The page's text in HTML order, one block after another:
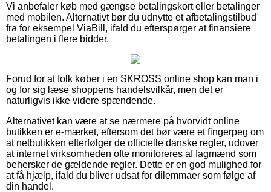
Vi anbefaler køb med gængse betalingskort eller betalinger
med mobilen. Alternativt bør du udnytte et afbetalingstilbud
fra for eksempel ViaBill, ifald du efterspørger at finansiere
betalingen i flere bidder.
Forud for at folk køber i en SKROSS online shop kan man i
og for sig læse shoppens handelsvilkår, men det er
naturligvis ikke videre spændende.
Alternativet kan være at se nærmere på hvorvidt online
butikken er e-mærket, eftersom det bør være et fingerpeg om
at netbutikken efterfølger de officielle danske regler, udover
at internet virksomheden ofte monitoreres af fagmænd som
behersker de gældende regler. Dette er en god mulighed for
at få hjælp, ifald du bliver udsat for dilemmaer som følge af
din handel.